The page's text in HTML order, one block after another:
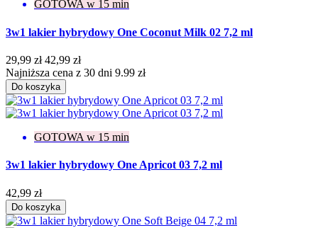
GOTOWA w 15 min
3w1 lakier hybrydowy One Coconut Milk 02 7,2 ml
29,99 zł42,99 zł
Najniższa cena z 30 dni 9.99 zł
Do koszyka
GOTOWA w 15 min
3w1 lakier hybrydowy One Apricot 03 7,2 ml
42,99 zł
Do koszyka